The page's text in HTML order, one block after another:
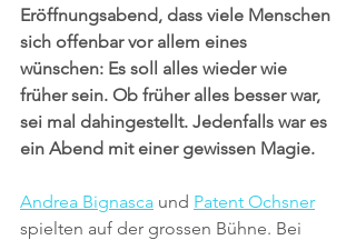
Eröffnungsabend, dass viele Menschen
sich offenbar vor allem eines
wünschen: Es soll alles wieder wie
früher sein. Ob früher alles besser war,
sei mal dahingestellt. Jedenfalls war es
ein Abend mit einer gewissen Magie.
Andrea Bignasca und Patent Ochsner
spielten auf der grossen Bühne. Bei